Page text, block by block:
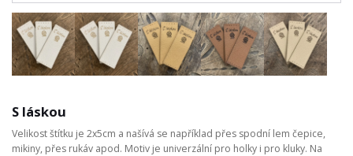
S láskou
Velikost štítku je 2x5cm a našívá se například přes spodní lem čepice,
mikiny, přes rukáv apod. Motiv je univerzální pro holky i pro kluky. Na